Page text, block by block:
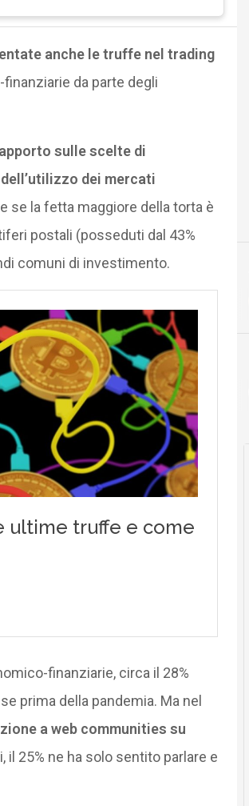
anche le truffe nel trading
da parte degli
sulle scelte di
dei mercati
se la fetta maggiore della torta è
postali (posseduti dal 43%
comuni di investimento.
finanziarie, circa il 28%
prima della pandemia. Ma nel
a web communities su
il 25% ne ha solo sentito parlare e
Cittadinanza digitale